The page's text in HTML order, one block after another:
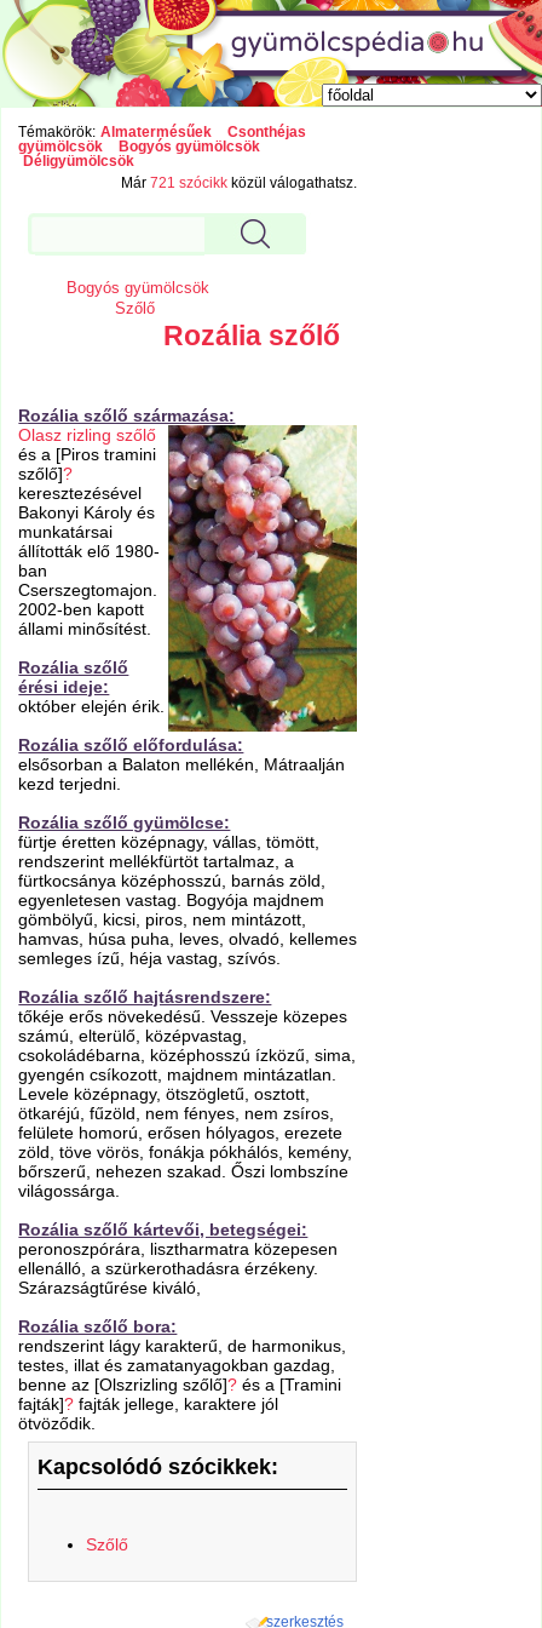
Témakörök: Almatermésűek
Csonthéjas
gyümölcsök
Bogyós gyümölcsök
Déligyümölcsök
Már721 szócikk közül válogathatsz.
Bogyós gyümölcsök
Szőlő
Rozália szőlő
Rozália szőlő származása:
Olasz rizling szőlő
és a [Piros tramini
szőlő]?
keresztezésével
Bakonyi Károly és
munkatársai
állították elő 1980-
ban
Cserszegtomajon.
2002-ben kapott
állami minősítést.
Rozália szőlő
érési ideje:
október elején érik.
Rozália szőlő előfordulása:
elsősorban a Balaton mellékén, Mátraalján
kezd terjedni.
Rozália szőlő gyümölcse:
fürtje éretten középnagy, vállas, tömött,
rendszerint mellékfürtöt tartalmaz, a
fürtkocsánya középhosszú, barnás zöld,
egyenletesen vastag. Bogyója majdnem
gömbölyű, kicsi, piros, nem mintázott,
hamvas, húsa puha, leves, olvadó, kellemes
semleges ízű, héja vastag, szívós.
Rozália szőlő hajtásrendszere:
tőkéje erős növekedésű. Vesszeje közepes
számú, elterülő, középvastag,
csokoládébarna, középhosszú ízközű, sima,
gyengén csíkozott, majdnem mintázatlan.
Levele középnagy, ötszögletű, osztott,
ötkaréjú, fűzöld, nem fényes, nem zsíros,
felülete homorú, erősen hólyagos, erezete
zöld, töve vörös, fonákja pókhálós, kemény,
bőrszerű, nehezen szakad. Őszi lombszíne
világossárga.
Rozália szőlő kártevői, betegségei:
peronoszpórára, lisztharmatra közepesen
ellenálló, a szürkerothadásra érzékeny.
Szárazságtűrése kiváló,
Rozália szőlő bora:
rendszerint lágy karakterű, de harmonikus,
testes, illat és zamatanyagokban gazdag,
benne az [Olszrizling szőlő]? és a [Tramini
fajták]? fajták jellege, karaktere jól
ötvöződik.
Kapcsolódó szócikkek:
Szőlő
szerkesztés